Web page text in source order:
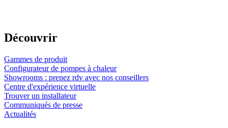
Découvrir
Gammes de produit
Configurateur de pompes à chaleur
Showrooms : prenez rdv avec nos conseillers
Centre d'expérience virtuelle
Trouver un installateur
Communiqués de presse
Actualités